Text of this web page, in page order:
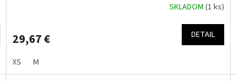
SKLADOM (1 ks)
29,67 € DETAIL
XS M